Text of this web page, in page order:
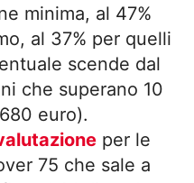
minima, al 47%
al 37% per quelli
scende dal
che superano 10
euro).
per le
75 che sale a